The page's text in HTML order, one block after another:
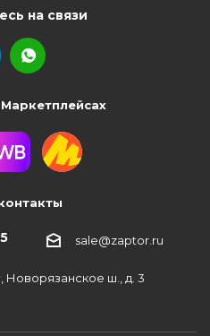
на связи
sale@zaptor.ru
ш., д. 3